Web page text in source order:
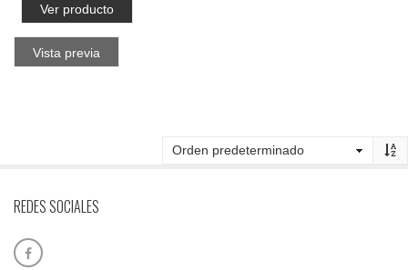
Ver producto
Vista previa
REDES SOCIALES